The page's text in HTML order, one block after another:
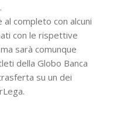
al completo con alcuni
con le rispettive
sarà comunque
della Globo Banca
su un dei